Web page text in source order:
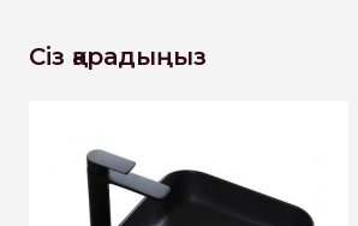
Сіз қарадыңыз